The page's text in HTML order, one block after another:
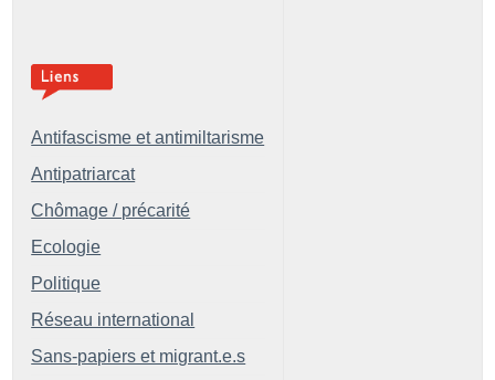
Antifascisme et antimiltarisme
Antipatriarcat
Chômage / précarité
Ecologie
Politique
Réseau international
Sans-papiers et migrant.e.s